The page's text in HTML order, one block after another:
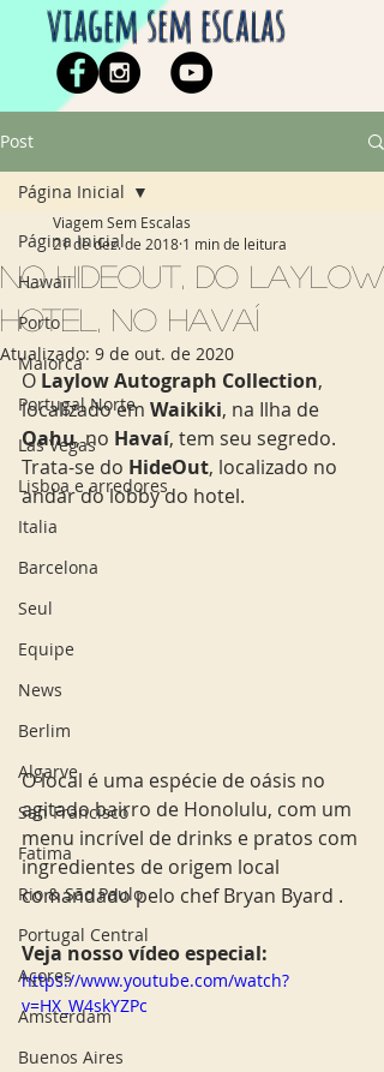
viagem sem escalas
Post
Página Inicial
Hawaii
Porto
Maiorca
Portugal Norte
Las Vegas
Lisboa e arredores
Italia
Barcelona
Seul
Equipe
News
Berlim
Algarve
San Francisco
Fatima
Rio & São Paulo
Portugal Central
Açores
Amsterdam
Buenos Aires
Página Inicial
No HideOut, do Laylow
Hotel, no Havaí
Viagem Sem Escalas
21 de dez. de 2018 1 min de leitura
Atualizado: 9 de out. de 2020
O Laylow Autograph Collection,
localizado em Waikiki, na Ilha de
Oahu, no Havaí, tem seu segredo.
Trata-se do HideOut, localizado no
andar do lobby do hotel.
O local é uma espécie de oásis no
agitado bairro de Honolulu, com um
menu incrível de drinks e pratos com
ingredientes de origem local
comandado pelo chef Bryan Byard .
Veja nosso vídeo especial:
https://www.youtube.com/watch?
v=HX_W4skYZPc